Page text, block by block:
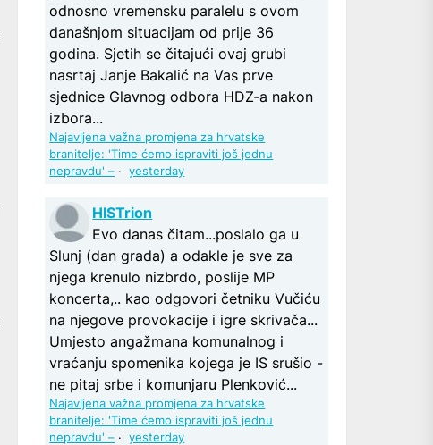
odnosno vremensku paralelu s ovom
današnjom situacijam od prije 36
godina. Sjetih se čitajući ovaj grubi
nasrtaj Janje Bakalić na Vas prve
sjednice Glavnog odbora HDZ-a nakon
izbora...
Najavljena važna promjena za hrvatske
branitelje: 'Time ćemo ispraviti još jednu
nepravdu' – ·yesterday
HISTrion
Evo danas čitam...poslalo ga u
Slunj (dan grada) a odakle je sve za
njega krenulo nizbrdo, poslije MP
koncerta,.. kao odgovori četniku Vučiću
na njegove provokacije i igre skrivača...
Umjesto angažmana komunalnog i
vraćanju spomenika kojega je IS srušio -
ne pitaj srbe i komunjaru Plenković...
Najavljena važna promjena za hrvatske
branitelje: 'Time ćemo ispraviti još jednu
nepravdu' – ·yesterday